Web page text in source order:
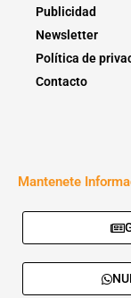
Publicidad
Newsletter
Política de
Contacto
Mantenete